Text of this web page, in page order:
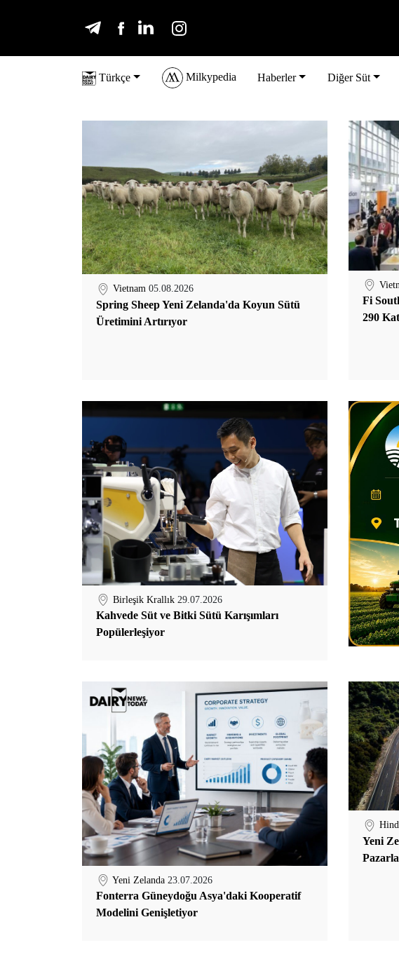
Türkçe Milkypedia Haberler Diğer Süt
Vietnam 05.08.2026
Spring Sheep Yeni Zelanda'da Koyun Sütü
Üretimini Artırıyor
Fi
290
Birleşik Krallık 29.07.2026
Kahvede Süt ve Bitki Sütü Karışımları
Popülerleşiyor
Yeni Zelanda 23.07.2026
Fonterra Güneydoğu Asya'daki Kooperatif
Modelini Genişletiyor
Yeni